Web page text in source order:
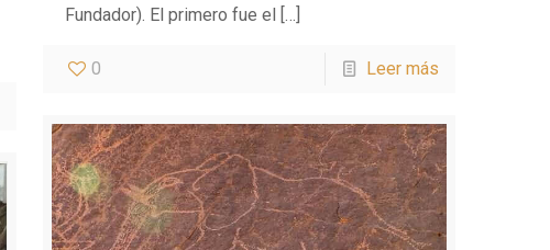
Fundador). El primero fue el […]
0 Leer más